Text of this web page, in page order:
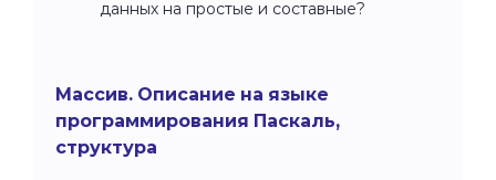
данных на простые и составные?
Массив. Описание на языке
программирования Паскаль,
структура